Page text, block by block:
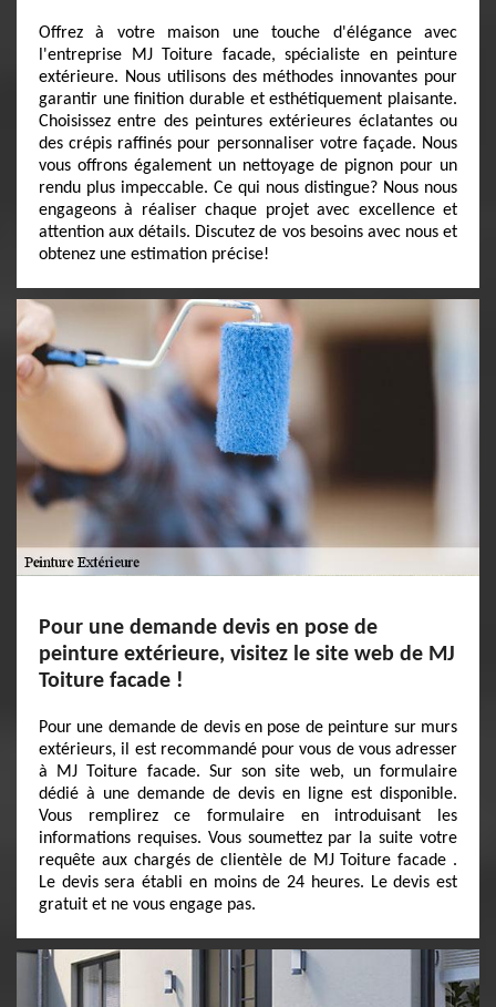
Offrez à votre maison une touche d'élégance avec
l'entreprise MJ Toiture facade, spécialiste en peinture
extérieure. Nous utilisons des méthodes innovantes pour
garantir une finition durable et esthétiquement plaisante.
Choisissez entre des peintures extérieures éclatantes ou
des crépis raffinés pour personnaliser votre façade. Nous
vous offrons également un nettoyage de pignon pour un
rendu plus impeccable. Ce qui nous distingue? Nous nous
engageons à réaliser chaque projet avec excellence et
attention aux détails. Discutez de vos besoins avec nous et
obtenez une estimation précise!
Pour une demande devis en pose de
peinture extérieure, visitez le site web de MJ
Toiture facade !
Pour une demande de devis en pose de peinture sur murs
extérieurs, il est recommandé pour vous de vous adresser
à MJ Toiture facade. Sur son site web, un formulaire
dédié à une demande de devis en ligne est disponible.
Vous remplirez ce formulaire en introduisant les
informations requises. Vous soumettez par la suite votre
requête aux chargés de clientèle de MJ Toiture facade .
Le devis sera établi en moins de 24 heures. Le devis est
gratuit et ne vous engage pas.